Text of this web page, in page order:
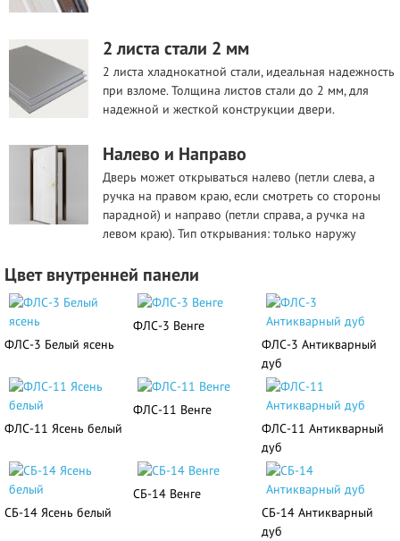
2 листа стали 2 мм
2 листа хладнокатной стали, идеальная надежность
при взломе. Толщина листов стали до 2 мм, для
надежной и жесткой конструкции двери.
Налево и Направо
Дверь может открываться налево (петли слева, а
ручка на правом краю, если смотреть со стороны
парадной) и направо (петли справа, а ручка на
левом краю). Тип открывания: только наружу
Цвет внутренней панели
ФЛС-3 Белый ясень
ФЛС-3 Венге
ФЛС-3 Антикварный
дуб
ФЛС-11 Ясень белый
ФЛС-11 Венге
ФЛС-11 Антикварный
дуб
СБ-14 Ясень белый
СБ-14 Венге
СБ-14 Антикварный
дуб